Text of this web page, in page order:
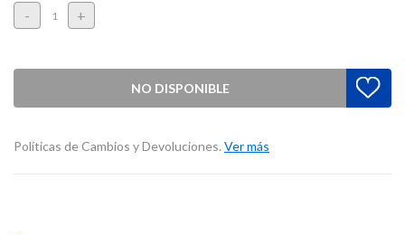
- +
NO DISPONIBLE
Políticas de Cambios y Devoluciones. Ver más